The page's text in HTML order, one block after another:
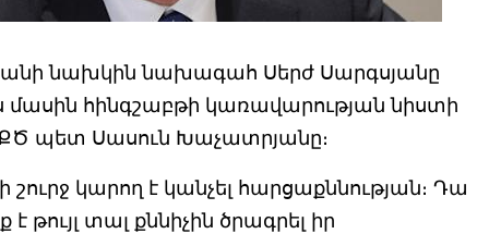
նախկին նախագահ Սերժ Սարգսյանը
մասին հինգշաբթի կառավարության նիստի
պետ Սասուն Խաչատրյանը։
շուրջ կարող է կանչել հարցաքննության։ Դա
տալ քննիչին ծրագրել իր